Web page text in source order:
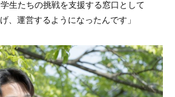
生たちの挑戦を支援する窓口として
、運営するようになったんです」